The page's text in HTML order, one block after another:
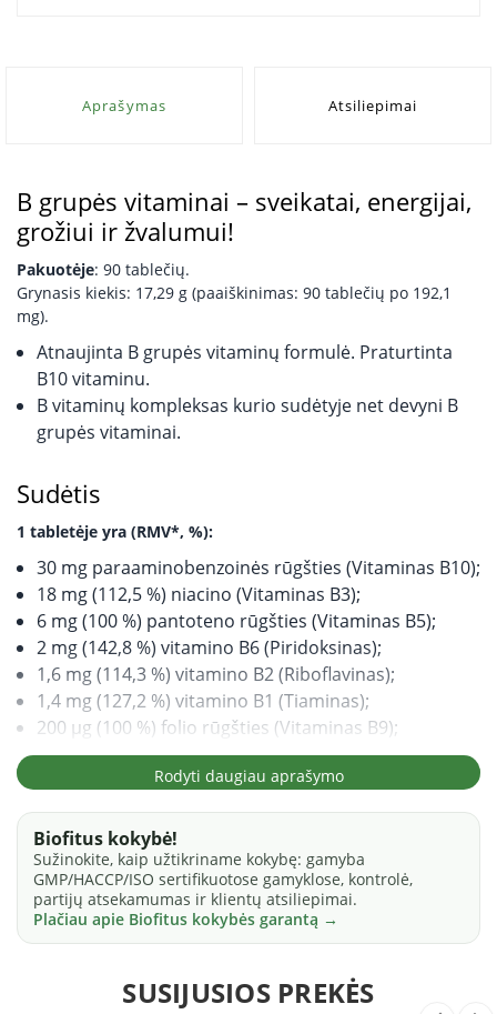
Aprašymas Atsiliepimai
B grupės vitaminai – sveikatai, energijai,
grožiui ir žvalumui!
Pakuotėje: 90 tablečių.
Grynasis kiekis: 17,29 g (paaiškinimas: 90 tablečių po 192,1
mg).
Atnaujinta B grupės vitaminų formulė. Praturtinta
B10 vitaminu.
B vitaminų kompleksas kurio sudėtyje net devyni B
grupės vitaminai.
Sudėtis
1 tabletėje yra (RMV*, %):
30 mg paraaminobenzoinės rūgšties (Vitaminas B10);
18 mg (112,5 %) niacino (Vitaminas B3);
6 mg (100 %) pantoteno rūgšties (Vitaminas B5);
2 mg (142,8 %) vitamino B6 (Piridoksinas);
1,6 mg (114,3 %) vitamino B2 (Riboflavinas);
1,4 mg (127,2 %) vitamino B1 (Tiaminas);
200 µg (100 %) folio rūgšties (Vitaminas B9);
150 µg (300 %) biotino (Vitaminas B7);
1 µg (40 %) vitamino B12 (Kobalaminas).
*- Referencinė maistinė vertė.
Sudedamosios dalys.Užpildas kalcio fosfatai, užpildas
celiuliozė, paraaminobenzoinė rūgštis, nikotinamidas, kalcio
D-pantotenatas, lipnumą reguliuojanti medžiaga riebalų
rūgščių magnio druskos, piridoksino hidrochloridas, glajinė
medžiaga hidroksipropilmetilceliuliozė, riboflavinas, tiamino
dioksidas, užpildas maltodekstrinas (šaltinis kukurūzai),
Rodyti daugiau aprašymo
Biofitus kokybė!
Sužinokite, kaip užtikriname kokybę: gamyba
GMP/HACCP/ISO sertifikuotose gamyklose, kontrolė,
partijų atsekamumas ir klientų atsiliepimai.
Plačiau apie Biofitus kokybės garantą →
SUSIJUSIOS PREKĖS